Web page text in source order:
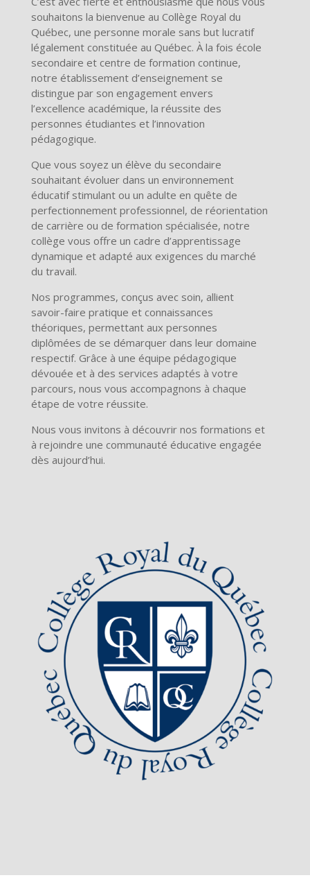
souhaitons la bienvenue au Collège Royal du
Québec, une personne morale sans but lucratif
légalement constituée au Québec. À la fois école
secondaire et centre de formation continue,
notre établissement d’enseignement se
distingue par son engagement envers
l’excellence académique, la réussite des
personnes étudiantes et l’innovation
pédagogique.
Que vous soyez un élève du secondaire
souhaitant évoluer dans un environnement
éducatif stimulant ou un adulte en quête de
perfectionnement professionnel, de réorientation
de carrière ou de formation spécialisée, notre
collège vous offre un cadre d’apprentissage
dynamique et adapté aux exigences du marché
du travail.
Nos programmes, conçus avec soin, allient
savoir-faire pratique et connaissances
théoriques, permettant aux personnes
diplômées de se démarquer dans leur domaine
respectif. Grâce à une équipe pédagogique
dévouée et à des services adaptés à votre
parcours, nous vous accompagnons à chaque
étape de votre réussite.
Nous vous invitons à découvrir nos formations et
à rejoindre une communauté éducative engagée
dès aujourd’hui.